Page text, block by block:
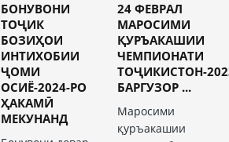
БОНУВОНИ
ТОҶИК
БОЗИҲОИ
ИНТИХОБИИ
ҶОМИ
ОСИЁ-2024-РО
ҲАКАМӢ
МЕКУНАНД
24 ФЕВРАЛ
МАРОСИМИ
ҚУРЪАКАШИИ
ЧЕМПИОНАТИ
ТОҶИКИСТОН-
БАРГУЗОР ...
Маросими
қуръакашии